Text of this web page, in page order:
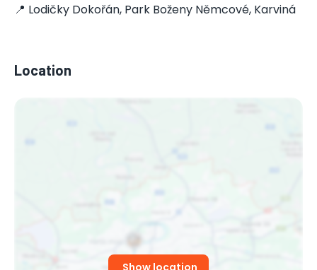
📍 Lodičky Dokořán, Park Boženy Němcové, Karviná
Location
Show location